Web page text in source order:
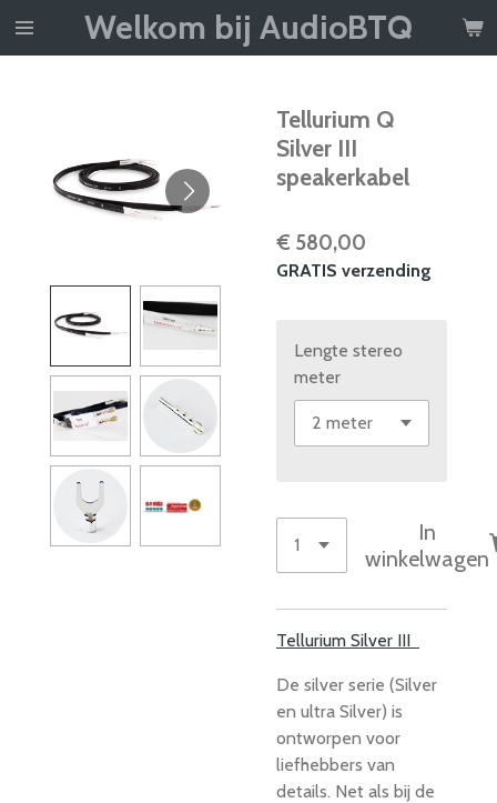
Ga
Welkom bij AudioBTQ
Tellurium Q
Silver III
speakerkabel
€ 580,00
GRATIS verzending
Lengte stereo
meter
In
winkelwagen
Tellurium Silver III
De silver serie (Silver
en ultra Silver) is
ontworpen voor
liefhebbers van
details. Net als bij de